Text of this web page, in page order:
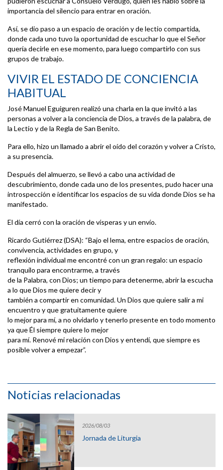
importancia del silencio para entrar en oración.
Así, se dio paso a un espacio de oración y de lectio compartida,
donde cada uno tuvo la oportunidad de escuchar lo que el Señor
quería decirle en ese momento, para luego compartirlo con sus
grupos de trabajo.
VIVIR EL ESTADO DE CONCIENCIA
HABITUAL
José Manuel Eguiguren realizó una charla en la que invitó a las
personas a volver a la conciencia de Dios, a través de la palabra, de
la Lectio y de la Regla de San Benito.
Para ello, hizo un llamado a abrir el oído del corazón y volver a Cristo,
a su presencia.
Después del almuerzo, se llevó a cabo una actividad de
descubrimiento, donde cada uno de los presentes, pudo hacer una
introspección e identificar los espacios de su vida donde Dios se ha
manifestado.
El día cerró con la oración de vísperas y un envío.
Ricardo Gutiérrez (DSA): “Bajo el lema, entre espacios de oración,
convivencia, actividades en grupo, y
reflexión individual me encontré con un gran regalo: un espacio
tranquilo para encontrarme, a través
de la Palabra, con Dios; un tiempo para detenerme, abrir la escucha
a lo que Dios me quiere decir y
también a compartir en comunidad. Un Dios que quiere salir a mi
encuentro y que gratuitamente quiere
lo mejor para mí, a no olvidarlo y tenerlo presente en todo momento
ya que Él siempre quiere lo mejor
para mí. Renové mi relación con Dios y entendí, que siempre es
posible volver a empezar”.
Noticias relacionadas
2026/08/03
Jornada de Liturgia